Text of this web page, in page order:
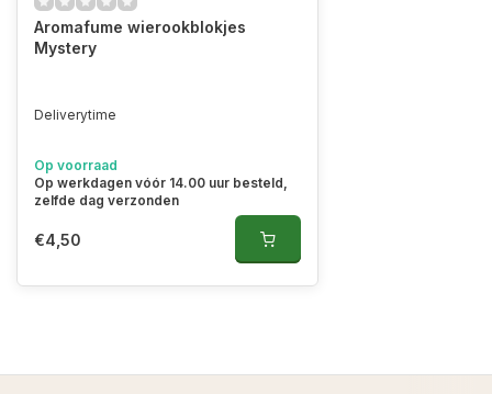
Aromafume wierookblokjes
Mystery
Deliverytime
Op voorraad
Op werkdagen vóór 14.00 uur besteld,
zelfde dag verzonden
€4,50